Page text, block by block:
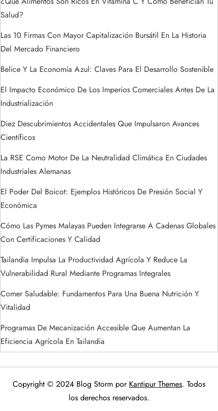
e
e
n
t
r
a
d
a
s
Salud?
Las 10 Firmas Con Mayor Capitalización Bursátil En La Historia
Del Mercado Financiero
Belice Y La Economía Azul: Claves Para El Desarrollo Sostenible
El Impacto Económico De Los Imperios Comerciales Antes De La
Industrialización
Diez Descubrimientos Accidentales Que Impulsaron Avances
Científicos
La RSE Como Motor De La Neutralidad Climática En Ciudades
Industriales Alemanas
El Poder Del Boicot: Ejemplos Históricos De Presión Social Y
Económica
Cómo Las Pymes Malayas Pueden Integrarse A Cadenas Globales
Con Certificaciones Y Calidad
Tailandia Impulsa La Productividad Agrícola Y Reduce La
Vulnerabilidad Rural Mediante Programas Integrales
Comer Saludable: Fundamentos Para Una Buena Nutrición Y
Vitalidad
Programas De Mecanización Accesible Que Aumentan La
Eficiencia Agrícola En Tailandia
Copyright © 2024 Blog Storm por Kantipur Themes. Todos
los derechos reservados.